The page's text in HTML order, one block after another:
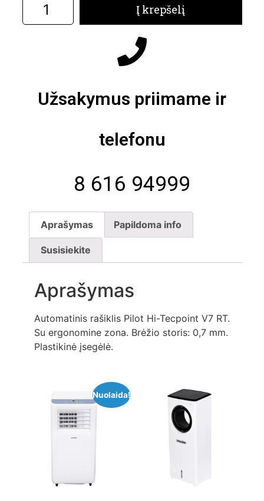
Į krepšelį
Užsakymus priimame ir
telefonu
8 616 94999
Aprašymas Papildoma info
Susisiekite
Aprašymas
Automatinis rašiklis Pilot Hi-Tecpoint V7 RT.
Su ergonomine zona. Brėžio storis: 0,7 mm.
Plastikinė įsegėlė.
Nuolaida!